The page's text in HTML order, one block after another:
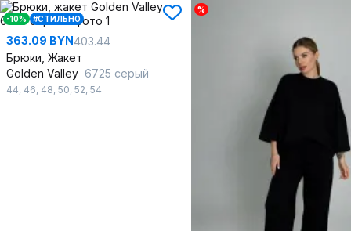
-10% #СТИЛЬНО
363.09 BYN403.44
Брюки, Жакет
Golden Valley 6725 серый
44, 46, 48, 50, 52, 54
%